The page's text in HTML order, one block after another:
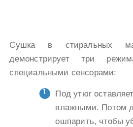
Сушка в стиральных
демонстрирует три
специальными сенсорами:
Под утюг
влажными. Потом
ошпарить, чтобы